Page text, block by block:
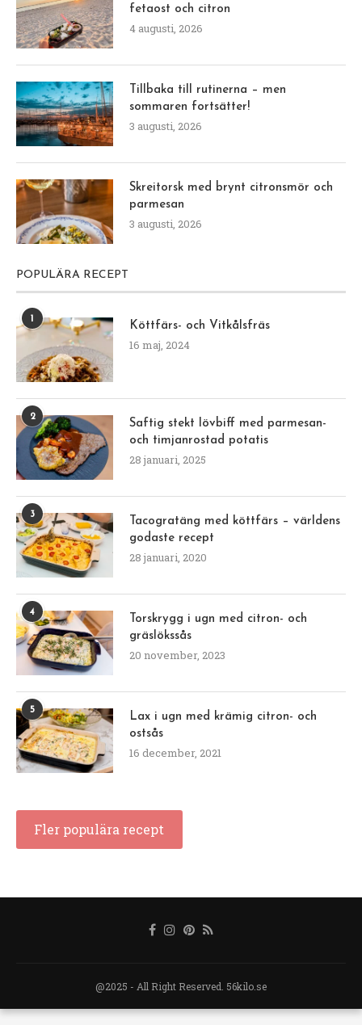
fetaost och citron
4 augusti, 2026
Tillbaka till rutinerna – men
sommaren fortsätter!
3 augusti, 2026
Skreitorsk med brynt citronsmör och
parmesan
3 augusti, 2026
POPULÄRA RECEPT
Köttfärs- och Vitkålsfräs
16 maj, 2024
2
Saftig stekt lövbiff med parmesan-
och timjanrostad potatis
28 januari, 2025
3
Tacogratäng med köttfärs – världens
godaste recept
28 januari, 2020
4
Torskrygg i ugn med citron- och
gräslökssås
20 november, 2023
5
Lax i ugn med krämig citron- och
ostsås
16 december, 2021
Fler populära recept
@2025 - All Right Reserved. 56kilo.se